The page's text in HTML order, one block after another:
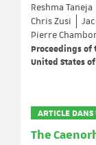
Reshma Taneja
Chris Zusi
Pierre
Proceedings of
United States
ARTICLE
The